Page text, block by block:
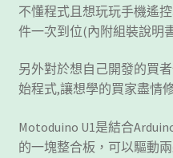
不懂程式且想玩玩手機遙
件一次到位(內附組裝說明
另外對於想自己開發的買
始程式,讓想學的買家盡情
Motoduino U1是結合
的一塊整合板，可以驅動